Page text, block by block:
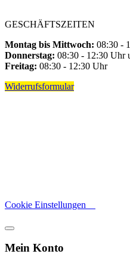
GESCHÄFTSZEITEN
Montag bis Mittwoch: 08:30 -
Donnerstag: 08:30 - 12:30 Uhr
Freitag: 08:30 - 12:30 Uhr
Widerrufsformular
Cookie Einstellungen
Mein Konto